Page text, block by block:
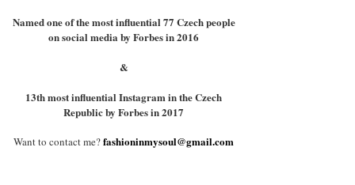
Named one of the most influential 77 Czech people
on social media by Forbes in 2016
&
13th most influential Instagram in the Czech
Republic by Forbes in 2017
Want to contact me?fashioninmysoul@gmail.com